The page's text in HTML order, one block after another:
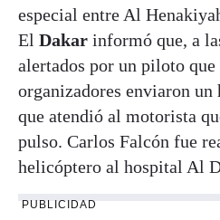
especial entre Al
El Dakar informó que, a
alertados por un piloto que
organizadores enviaron
que atendió al motorista
pulso. Carlos Falcón fue
helicóptero al hospital Al
PUBLICIDAD